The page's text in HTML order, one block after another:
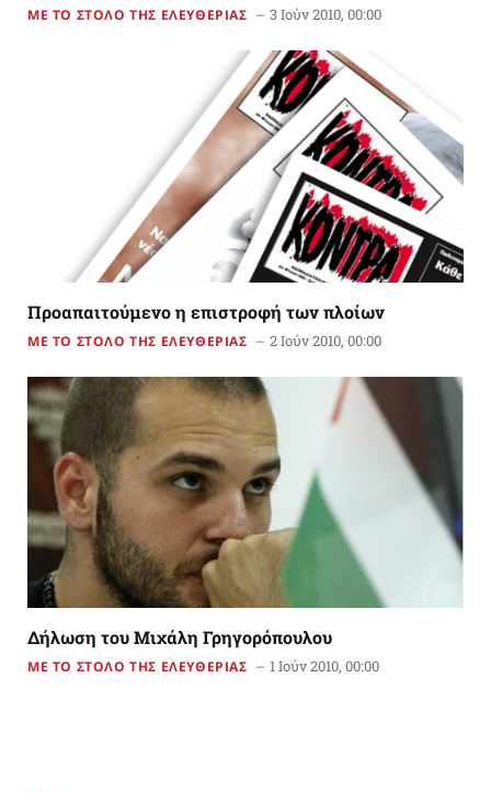
ΜΕ ΤΟ ΣΤΟΛΟ ΤΗΣ ΕΛΕΥΘΕΡΙΑΣ 3 Ιούν 2010, 00:00
Προαπαιτούμενο η επιστροφή των πλοίων
ΜΕ ΤΟ ΣΤΟΛΟ ΤΗΣ ΕΛΕΥΘΕΡΙΑΣ 2 Ιούν 2010, 00:00
Δήλωση του Μιχάλη Γρηγορόπουλου
ΜΕ ΤΟ ΣΤΟΛΟ ΤΗΣ ΕΛΕΥΘΕΡΙΑΣ 1 Ιούν 2010, 00:00